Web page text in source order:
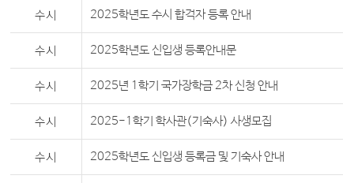
수시 2025학년도 수시 합격자 등록 안내
수시 2025학년도 신입생 등록안내문
수시 2025년 1학기 국가장학금 2차 신청 안내
수시 2025-1학기 학사관(기숙사) 사생모집
수시 2025학년도 신입생 등록금 및 기숙사 안내